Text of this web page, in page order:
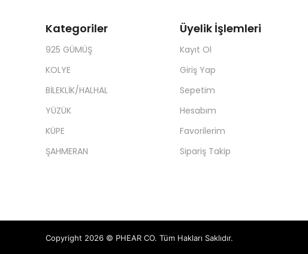
Kategoriler
925 GÜMÜŞ
KOLYE
BİLEKLİK/HALHAL
YÜZÜK
KÜPE
ŞAHMERAN
Üyelik İşlemleri
Kayıt Ol
Giriş Yap
Sepetim
Hesabım
Favorilerim
Sipariş Takip
Copyright 2026 © PHEAR CO. Tüm Hakları Saklıdır.